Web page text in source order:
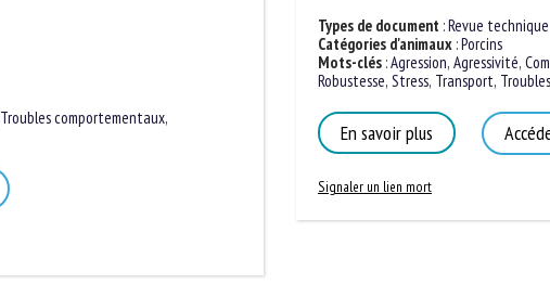
Troubles comportementaux,
Types de document: Revue technique
Catégories d'animaux: Porcins
Mots-clés: Agression,Agressivité,
Robustesse,Stress,Transport,Troubles
En savoir plus
Signaler un lien mort